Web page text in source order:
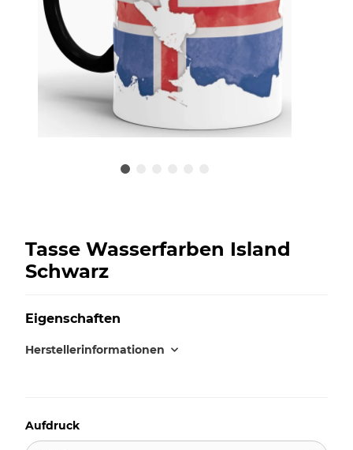
Tasse Wasserfarben Island
Schwarz
Eigenschaften
Herstellerinformationen
Aufdruck